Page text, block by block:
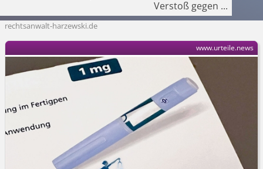
Verstoß gegen ...
rechtsanwalt-harzewski.de
www.urteile.news